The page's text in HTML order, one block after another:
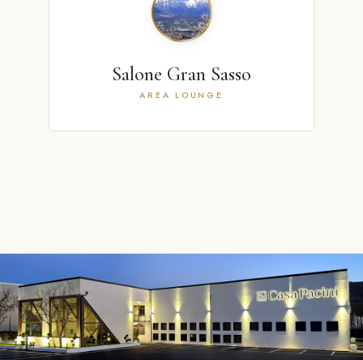
Salone Gran Sasso
AREA LOUNGE